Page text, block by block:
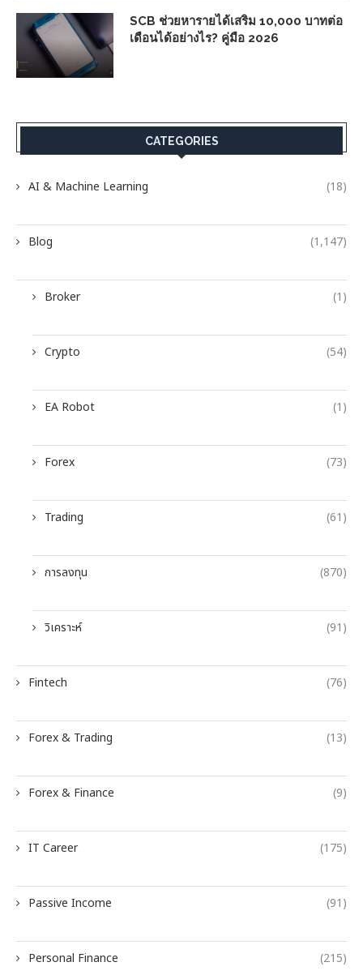
SCB ช่วยหารายได้เสริม 10,000 บาทต่อ
เดือนได้อย่างไร? คู่มือ 2026
CATEGORIES
AI & Machine Learning (18)
Blog (1,147)
Broker (1)
Crypto (54)
EA Robot (1)
Forex (73)
Trading (61)
การลงทุน (870)
วิเคราะห์ (91)
Fintech (76)
Forex & Trading (13)
Forex & Finance (9)
IT Career (175)
Passive Income (91)
Personal Finance (215)